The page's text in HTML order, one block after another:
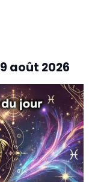
9 août 2026